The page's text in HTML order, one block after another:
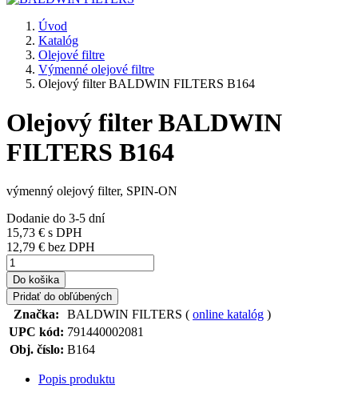
Úvod
Katalóg
Olejové filtre
Výmenné olejové filtre
Olejový filter BALDWIN FILTERS B164
Olejový filter BALDWIN
FILTERS B164
výmenný olejový filter, SPIN-ON
Dodanie do 3-5 dní
15,73 € s DPH
12,79 € bez DPH
Do košika
Pridať do obľúbených
Značka: BALDWIN FILTERS ( online katalóg )
UPC kód: 791440002081
Obj. číslo: B164
Popis produktu